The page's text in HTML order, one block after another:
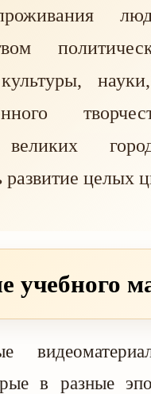
развитие целых
учебного
в разные